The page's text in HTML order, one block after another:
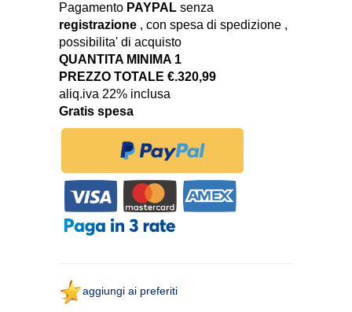
Pagamento PAYPAL senza
registrazione , con spesa di spedizione ,
possibilita' di acquisto
QUANTITA MINIMA 1
PREZZO TOTALE €.320,99
aliq.iva 22% inclusa
Gratis spesa
aggiungi ai preferiti